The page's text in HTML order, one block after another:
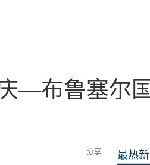
—布鲁塞尔
分享 最热新